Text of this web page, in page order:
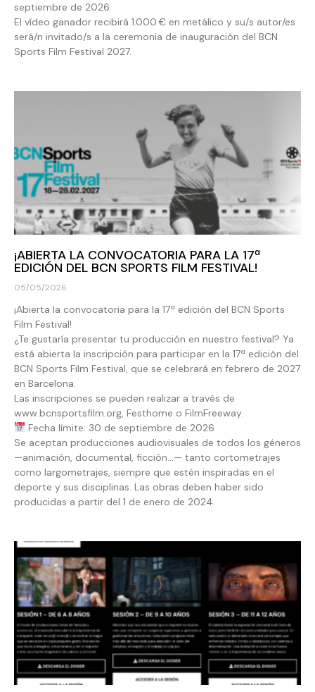
septiembre de 2026.
El vídeo ganador recibirá 1.000 € en metálico y su/s autor/es
será/n invitado/s a la ceremonia de inauguración del BCN
Sports Film Festival 2027.
¡ABIERTA LA CONVOCATORIA PARA LA 17ª
EDICIÓN DEL BCN SPORTS FILM FESTIVAL!
05/05/2026
¡Abierta la convocatoria para la 17ª edición del BCN Sports
Film Festival!
¿Te gustaría presentar tu producción en nuestro festival? Ya
está abierta la inscripción para participar en la 17ª edición del
BCN Sports Film Festival, que se celebrará en febrero de 2027
en Barcelona.
Las inscripciones se pueden realizar a través de
www.bcnsportsfilm.org, Festhome o FilmFreeway.
Fecha límite: 30 de septiembre de 2026
Se aceptan producciones audiovisuales de todos los géneros
—animación, documental, ficción…— tanto cortometrajes
como largometrajes, siempre que estén inspiradas en el
deporte y sus disciplinas. Las obras deben haber sido
producidas a partir del 1 de enero de 2024.